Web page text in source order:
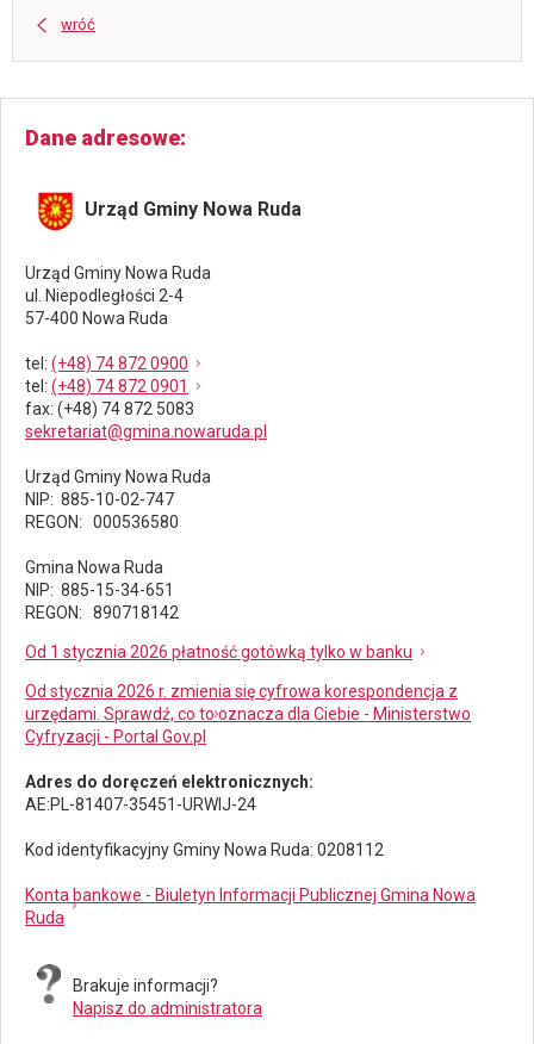
wróć
Dane adresowe
Urząd Gminy Nowa Ruda
Urząd Gminy Nowa Ruda
ul. Niepodległości 2-4
57-400 Nowa Ruda
tel : (+48) 74 872 0900
tel : (+48) 74 872 0901
fax: (+48) 74 872 5083
sekretariat@gmina.nowaruda.pl
Urząd Gminy Nowa Ruda
NIP: 885-10-02-747
REGON: 000536580
Gmina Nowa Ruda
NIP: 885-15-34-651
REGON: 890718142
Od 1 stycznia 2026 płatność gotówką tylko w banku
Od stycznia 2026 r. zmienia się cyfrowa korespondencja z
urzędami. Sprawdź, co to oznacza dla Ciebie - Ministerstwo
Cyfryzacji - Portal Gov.pl
Adres do doręczeń elektronicznych:
AE:PL-81407-35451-URWIJ-24
Kod identyfikacyjny Gminy Nowa Ruda: 0208112
Konta bankowe - Biuletyn Informacji Publicznej Gmina Nowa
Ruda
Brakuje informacji?
Napisz do administratora